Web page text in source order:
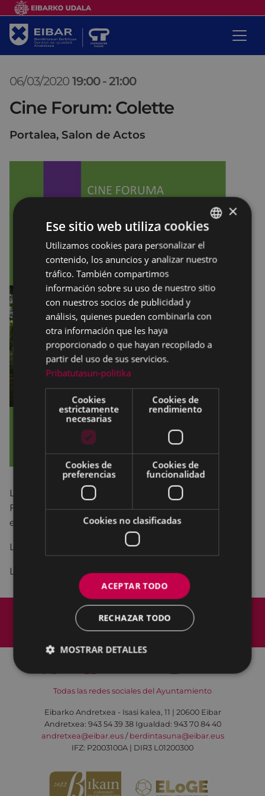
06/03/2020 19:00 -21:00
Cine Forum: Colette
Portalea, Salon de Actos
La asociación Pagatxa ha organizado un Cine-
Forum para marzo con la películaColette, basada
en la vida de la novelista francesa Colette.
La dinamizadora es Izaskun Rodriguez Elkoro.
La actividad es abierta y gratuita.
Mapa del Sitio
Aviso legal
Política de cookies
Contacto
Todas las redes sociales del Ayuntamiento
Eibarko Andretxea - Isasi kalea, 11 | 20600 Eibar
Andretxea: 943 54 39 38 Igualdad: 943 70 84 40
andretxea@eibar.eus/ berdintasuna@eibar.eus
IFZ: P2003100A | DIR3 L01200300
BASQUE
SPANISH
×
Ese sitio web utiliza cookies
Utilizamos cookies para personalizar el
contenido, los anuncios y analizar nuestro
tráfico. También compartimos
información sobre su uso de nuestro sitio
con nuestros socios de publicidad y
análisis, quienes pueden combinarla con
otra información que les haya
proporcionado o que hayan recopilado a
partir del uso de sus servicios.
Pribatutasun-politika
Cookies
estrictamente
necesarias
Cookies de
rendimiento
Cookies de
preferencias
Cookies de
funcionalidad
Cookies no clasificadas
ACEPTAR TODO
RECHAZAR TODO
MOSTRAR DETALLES